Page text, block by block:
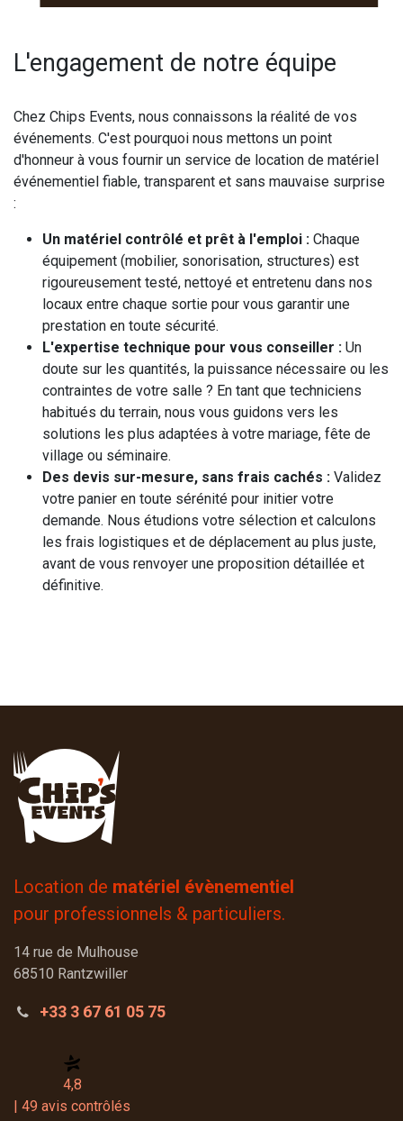
L'engagement de notre équipe
Chez Chips Events, nous connaissons la réalité de vos
événements. C'est pourquoi nous mettons un point
d'honneur à vous fournir un service de location de matériel
événementiel fiable, transparent et sans mauvaise surprise
:
Un matériel contrôlé et prêt à l'emploi : Chaque
équipement (mobilier, sonorisation, structures) est
rigoureusement testé, nettoyé et entretenu dans nos
locaux entre chaque sortie pour vous garantir une
prestation en toute sécurité.
L'expertise technique pour vous conseiller : Un
doute sur les quantités, la puissance nécessaire ou les
contraintes de votre salle ? En tant que techniciens
habitués du terrain, nous vous guidons vers les
solutions les plus adaptées à votre mariage, fête de
village ou séminaire.
Des devis sur-mesure, sans frais cachés : Validez
votre panier en toute sérénité pour initier votre
demande. Nous étudions votre sélection et calculons
les frais logistiques et de déplacement au plus juste,
avant de vous renvoyer une proposition détaillée et
définitive.
Location de matériel évènementiel
pour professionnels & particuliers.
14 rue de Mulhouse
68510 Rantzwiller
+33 3 67 61 05 75
4,8
| 49 avis contrôlés